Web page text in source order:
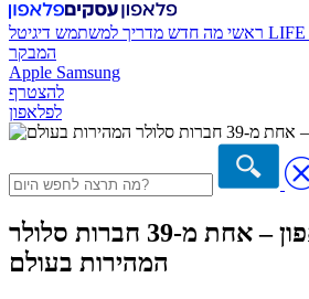
ראשי מה חדש מדריך למשתמש דיגיטל LIFE
המבקר
Apple Samsung
להצטרף
לפלאפון
רשת פלאפון – אחת מ-39 חברות סלולר